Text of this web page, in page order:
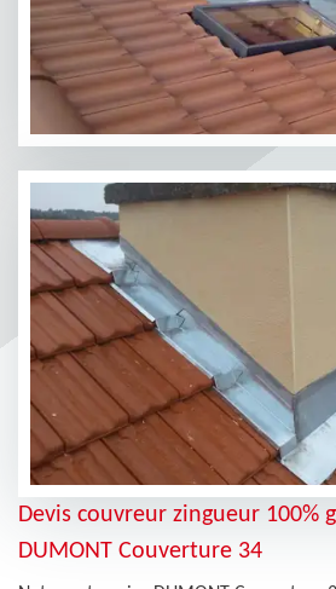
Devis couvreur zingueur
DUMONT Couverture 34